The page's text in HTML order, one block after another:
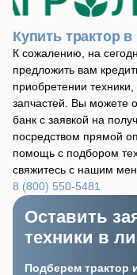
Купить трактор в
К сожалению, на
предложить вам
приобретении
запчастей. Вы можете
банк с заявкой на
посредством прямой
помощь с подбором
свяжитесь с нашим
8 (800) 550-5481
Оставить
техники в
Подберем трактор